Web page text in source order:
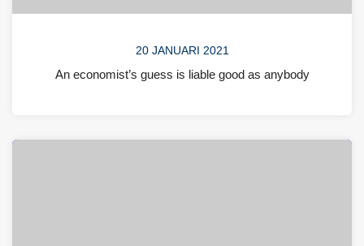
20 JANUARI 2021
An economist’s guess is liable good as anybody